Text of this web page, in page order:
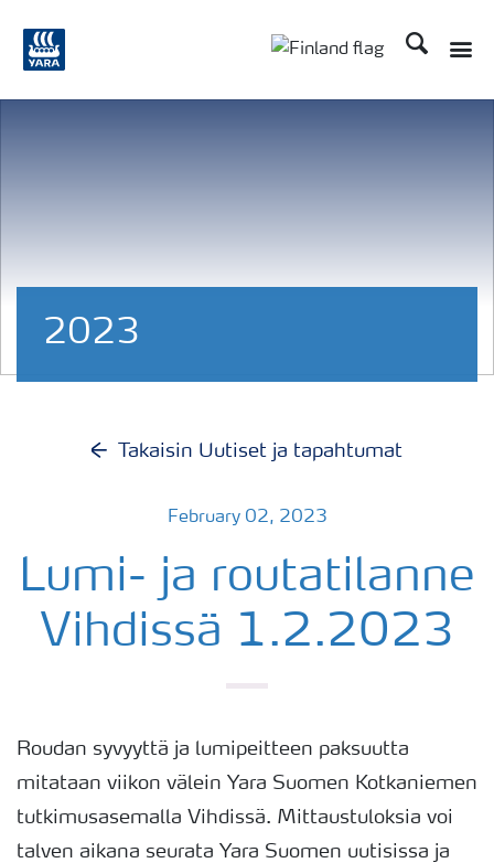
Etsi
2023
Takaisin Uutiset ja tapahtumat
February 02, 2023
Lumi- ja routatilanne
Vihdissä 1.2.2023
Roudan syvyyttä ja lumipeitteen paksuutta
mitataan viikon välein Yara Suomen Kotkaniemen
tutkimusasemalla Vihdissä. Mittaustuloksia voi
talven aikana seurata Yara Suomen uutisissa ja